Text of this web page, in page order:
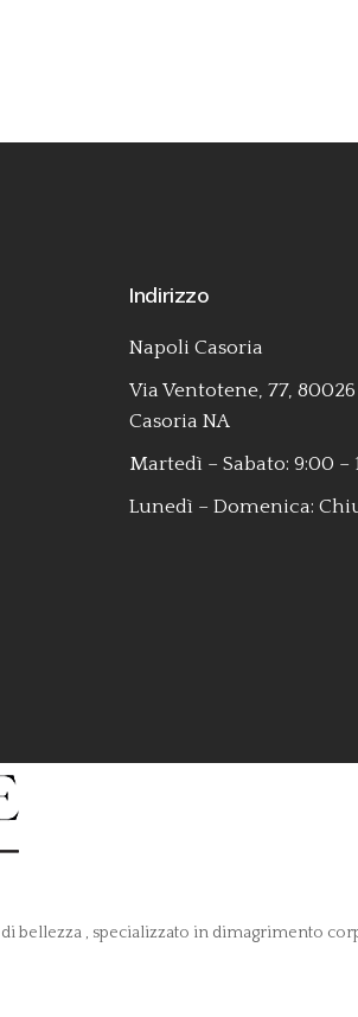
Indirizzo
Napoli Casoria
Via Ventotene, 77, 80026
Casoria NA
Martedì – Sabato: 9:00 –
Lunedì – Domenica:
bellezza , specializzato in dimagrimento